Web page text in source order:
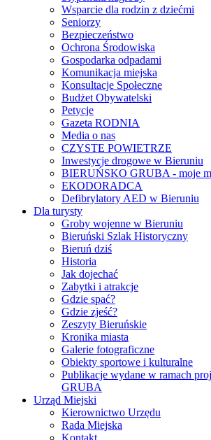
Wsparcie dla rodzin z dziećmi
Seniorzy
Bezpieczeństwo
Ochrona Środowiska
Gospodarka odpadami
Komunikacja miejska
Konsultacje Społeczne
Budżet Obywatelski
Petycje
Gazeta RODNIA
Media o nas
CZYSTE POWIETRZE
Inwestycje drogowe w Bieruniu
BIERUŃSKO GRUBA - moje
EKODORADCA
Defibrylatory AED w Bieruniu
Dla turysty
Groby wojenne w Bieruniu
Bieruński Szlak Historyczny
Bieruń dziś
Historia
Jak dojechać
Zabytki i atrakcje
Gdzie spać?
Gdzie zjeść?
Zeszyty Bieruńskie
Kronika miasta
Galerie fotograficzne
Obiekty sportowe i kulturalne
Publikacje wydane w ramach
GRUBA
Urząd Miejski
Kierownictwo Urzędu
Rada Miejska
Kontakt